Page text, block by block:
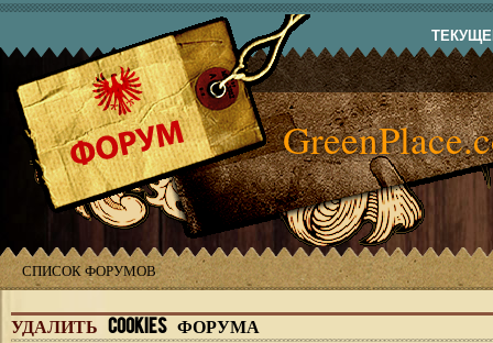
СПИСОК ФОРУМОВ
УДАЛИТЬ COOKIES ФОРУМА